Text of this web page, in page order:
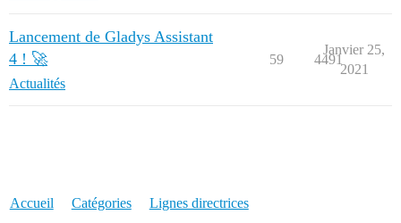
Lancement de Gladys Assistant
4 ! 🚀
Actualités
59 4491
Janvier 25,
2021
Accueil Catégories Lignes directrices